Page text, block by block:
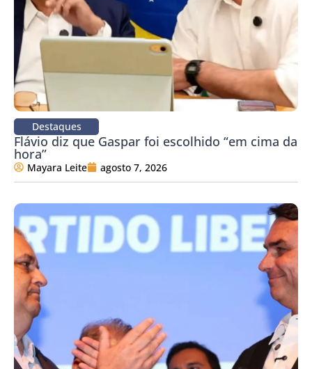
Destaques
Flávio diz que Gaspar foi escolhido “em cima da
hora”
Mayara Leite agosto 7, 2026